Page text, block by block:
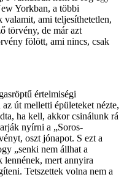
Yorkban, a többi
valamit, ami teljesíthetetlen,
törvény, de már azt
fölött, ami nincs, csak
értelmiségi
út melletti épületeket nézte,
ha kell, akkor csinálunk rá
nyírni a „Soros-
oszt jónapot. S ezt a
„senki nem állhat a
lennének, mert annyira
Tetszettek volna nem a